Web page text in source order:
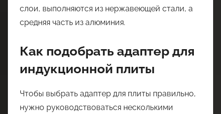
слои, выполняются из нержавеющей стали, а
средняя часть из алюминия.
Как подобрать адаптер для
индукционной плиты
Чтобы выбрать адаптер для плиты правильно,
нужно руководствоваться несколькими